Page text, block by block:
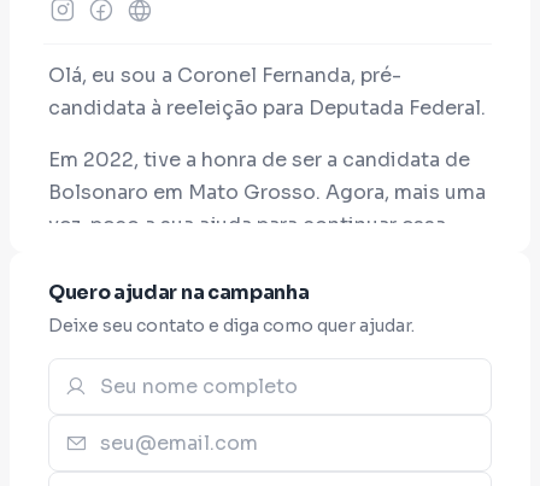
Olá, eu sou a Coronel Fernanda, pré-
candidata à reeleição para Deputada Federal.
Em 2022, tive a honra de ser a candidata de
Bolsonaro em Mato Grosso. Agora, mais uma
vez, peço a sua ajuda para continuar essa
gente e dos valores que acreditamos.
Durante o meu mandato, fui autora da CPMI
do INSS, que investigou o maior escândalo
contra aposentados e pensionistas da
história do Brasil, ajudando a revelar os
responsáveis por esse crime contra os
Quero ajudar na campanha
Deixe seu contato e diga como quer ajudar.